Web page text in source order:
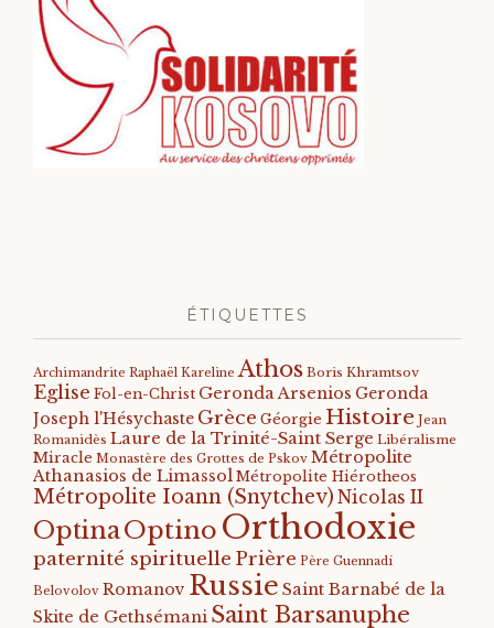
ÉTIQUETTES
Archimandrite Raphaël Kareline Athos Boris Khramtsov
Eglise Fol-en-Christ Geronda Arsenios Geronda
Joseph l'Hésychaste Grèce Géorgie Histoire Jean
Romanidès Laure de la Trinité-Saint Serge Libéralisme
Miracle Monastère des Grottes de Pskov Métropolite
Athanasios de Limassol Métropolite Hiérotheos
Métropolite Ioann (Snytchev) Nicolas II
OptinaOptino Orthodoxie
paternité spirituelle Prière Père Guennadi
Belovolov Romanov Russie Saint Barnabé de la
Skite de Gethsémani Saint Barsanuphe